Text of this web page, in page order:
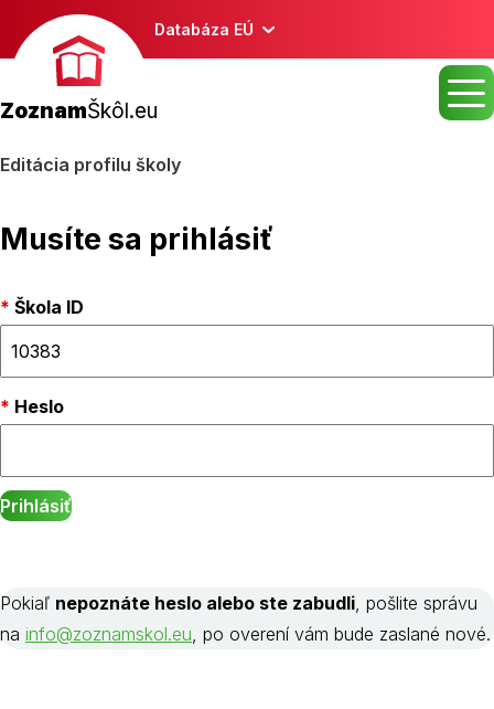
Databáza EÚ
ZoznamŠkôl.eu
Editácia profilu školy
Musíte sa prihlásiť
Škola ID
Heslo
Pokiaľ nepoznáte heslo alebo ste zabudli, pošlite správu
na info@zoznamskol.eu, po overení vám bude zaslané nové.